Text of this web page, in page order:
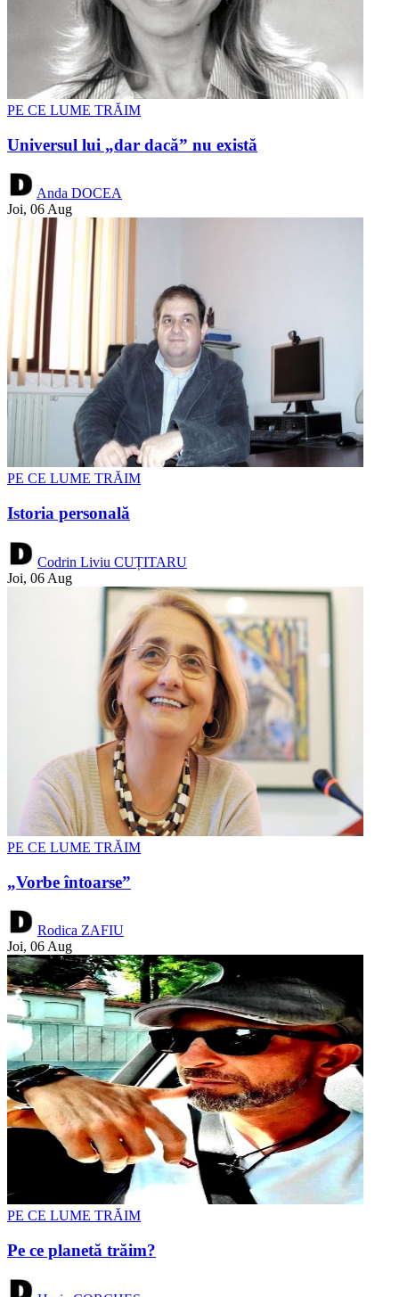
PE CE LUME TRĂIM
Universul lui „dar dacă” nu există
Anda DOCEA
Joi, 06 Aug
PE CE LUME TRĂIM
Istoria personală
Codrin Liviu CUȚITARU
Joi, 06 Aug
PE CE LUME TRĂIM
„Vorbe întoarse”
Rodica ZAFIU
Joi, 06 Aug
PE CE LUME TRĂIM
Pe ce planetă trăim?